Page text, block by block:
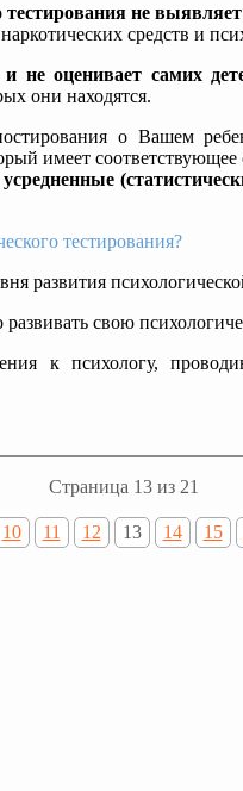
не
средств и
не оценивает самих
они находятся.
о Вашем
имеет соответствующее
усредненные
тестирования?
развития
свою
к психологу,
Страница 13 из 21
10 11 12 13 14 15